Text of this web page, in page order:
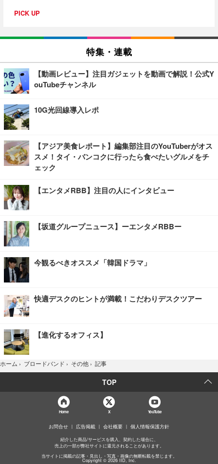
PICK UP
特集・連載
【動画レビュー】注目ガジェットを動画で解説！公式Y
ouTubeチャンネル
10G光回線導入レポ
【アジア美食レポート】編集部注目のYouTuberがオス
スメ！タイ・バンコクに行ったら食べたいグルメをチ
ェック
【エンタメRBB】注目の人にインタビュー
【坂道グループニュース】ーエンタメRBBー
今観るべきオススメ「韓国ドラマ」
快適デスクのヒントが満載！こだわりデスクツアー
【進化するオフィス】
ホーム › ブロードバンド › その他 › 記事
TOP
Home X YouTube
お問合せ 広告掲載 会社概要 個人情報保護方針
紹介した商品/サービスを購入、契約した場合に、
売上の一部が弊社サイトに還元されることがあります。
当サイトに掲載の記事・見出し・写真・画像の無断転載を禁じます。
Copyright © 2026 IID, Inc.